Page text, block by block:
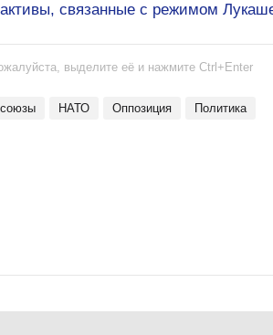
связанные с режимом
выделите её и нажмите Ctrl+Enter
союзы НАТО оппозиция
политика